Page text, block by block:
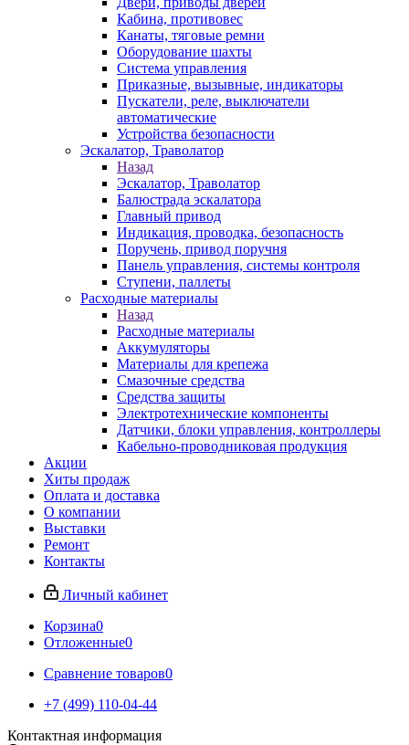
Кабина, противовес
Канаты, тяговые ремни
Оборудование шахты
Система управления
Приказные, вызывные, индикаторы
Пускатели, реле, выключатели
автоматические
Устройства безопасности
Эскалатор, Траволатор
Назад
Эскалатор, Траволатор
Балюстрада эскалатора
Главный привод
Индикация, проводка, безопасность
Поручень, привод поручня
Панель управления, системы контроля
Ступени, паллеты
Расходные материалы
Назад
Расходные материалы
Аккумуляторы
Материалы для крепежа
Смазочные средства
Средства защиты
Электротехнические компоненты
Датчики, блоки управления, контроллеры
Кабельно-проводниковая продукция
Акции
Хиты продаж
Оплата и доставка
О компании
Выставки
Ремонт
Контакты
Личный кабинет
Корзина0
Отложенные0
Сравнение товаров0
+7 (499) 110-04-44
Контактная информация